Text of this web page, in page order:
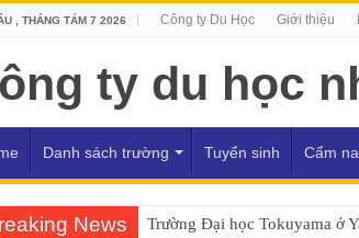
, THÁNG TÁM 7 2026 Công ty Du Học Giới thiệu
Danh sách trường Tuyển sinh Cẩm
News Trường Đại học Tokuyama ở